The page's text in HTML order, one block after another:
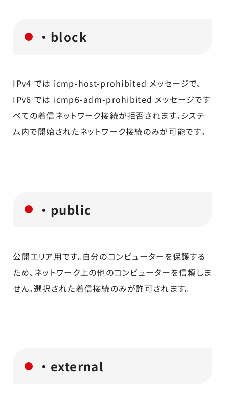
・block
IPv4 では icmp-host-prohibited メッセージで、
IPv6 では icmp6-adm-prohibited メッセージです
べての着信ネットワーク接続が拒否されます。システ
ム内で開始されたネットワーク接続のみが可能です。
・public
公開エリア用です。自分のコンピューターを保護する
ため、ネットワーク上の他のコンピューターを信頼しま
せん。選択された着信接続のみが許可されます。
・external